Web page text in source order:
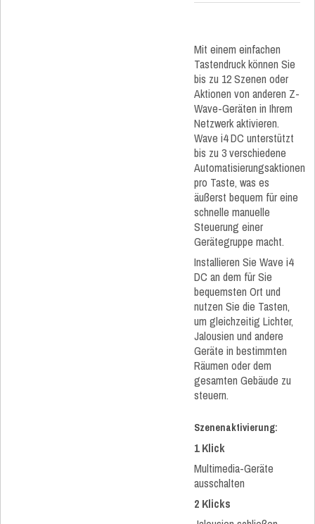
Mit einem einfachen
Tastendruck können Sie
bis zu 12 Szenen oder
Aktionen von anderen Z-
Wave-Geräten in Ihrem
Netzwerk aktivieren.
Wave i4 DC unterstützt
bis zu 3 verschiedene
Automatisierungsaktionen
pro Taste, was es
äußerst bequem für eine
schnelle manuelle
Steuerung einer
Gerätegruppe macht.​
Installieren Sie Wave i4
DC an dem für Sie
bequemsten Ort und
nutzen Sie die Tasten,
um gleichzeitig Lichter,
Jalousien und andere
Geräte in bestimmten
Räumen oder dem
gesamten Gebäude zu
steuern.​
Szenenaktivierung:​
1 Klick​
Multimedia-Geräte
ausschalten​
2 Klicks​